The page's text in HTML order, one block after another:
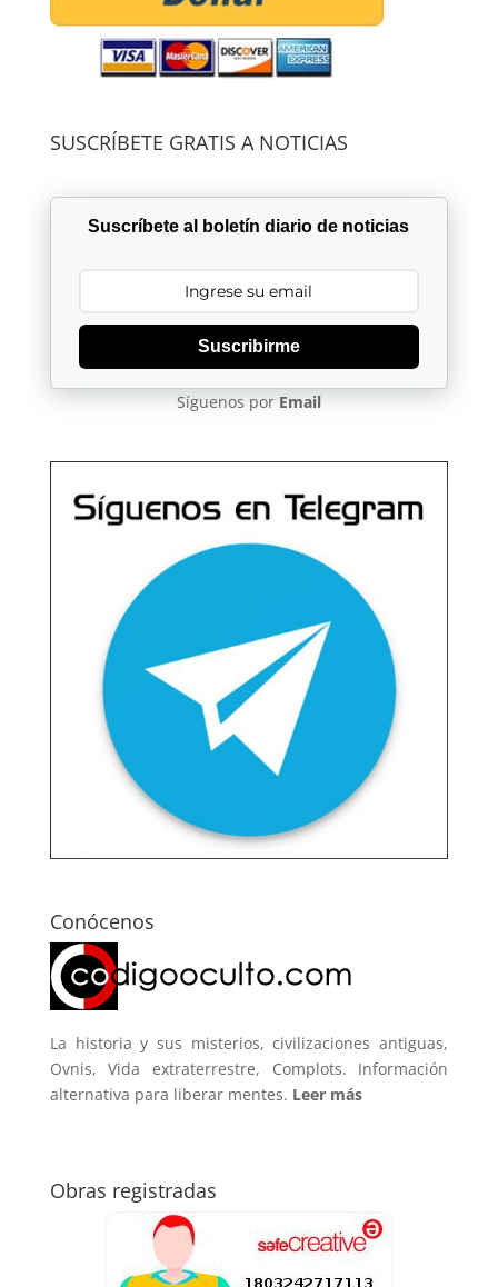
SUSCRÍBETE GRATIS A NOTICIAS
Suscríbete al boletín diario de noticias
Suscribirme
Síguenos por Email
Conócenos
La historia y sus misterios, civilizaciones antiguas,
Ovnis, Vida extraterrestre, Complots. Información
alternativa para liberar mentes. Leer más
Obras registradas